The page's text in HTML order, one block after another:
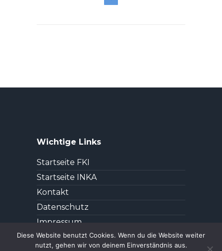
Wichtige Links
Startseite FKI
Startseite INKA
Kontakt
Datenschutz
Impressum
Diese Website benutzt Cookies. Wenn du die Website weiter
nutzt, gehen wir von deinem Einverständnis aus.